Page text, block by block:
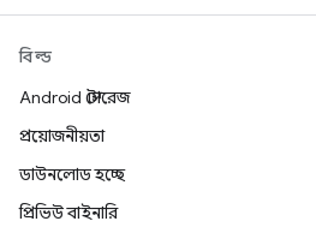
বিল্ড
Android স্টোরেজ
প্রয়োজনীয়তা
ডাউনলোড হচ্ছে
প্রিভিউ বাইনারি